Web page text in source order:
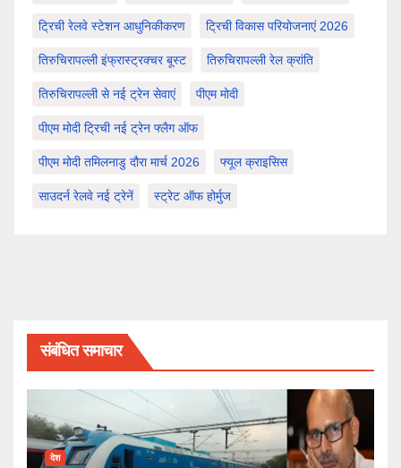
ट्रिची रेलवे स्टेशन आधुनिकीकरण ट्रिची विकास परियोजनाएं 2026
तिरुचिरापल्ली इंफ्रास्ट्रक्चर बूस्ट तिरुचिरापल्ली रेल क्रांति
तिरुचिरापल्ली से नई ट्रेन सेवाएं पीएम मोदी
पीएम मोदी ट्रिची नई ट्रेन फ्लैग ऑफ
पीएम मोदी तमिलनाडु दौरा मार्च 2026 फ्यूल क्राइसिस
साउदर्न रेलवे नई ट्रेनें स्ट्रेट ऑफ होर्मुज
संबंधित समाचार
देश